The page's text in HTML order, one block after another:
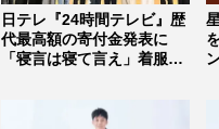
日テレ『24時間テレビ』歴
代最高額の寄付金発表に
「寝言は寝て言え」着服事